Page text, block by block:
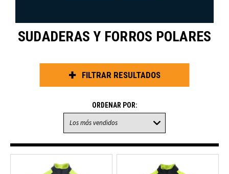
SUDADERAS Y FORROS POLARES
FILTRAR RESULTADOS
ORDENAR POR: